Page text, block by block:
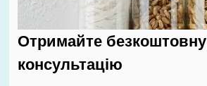
Отримайте безкоштовну
консультацію